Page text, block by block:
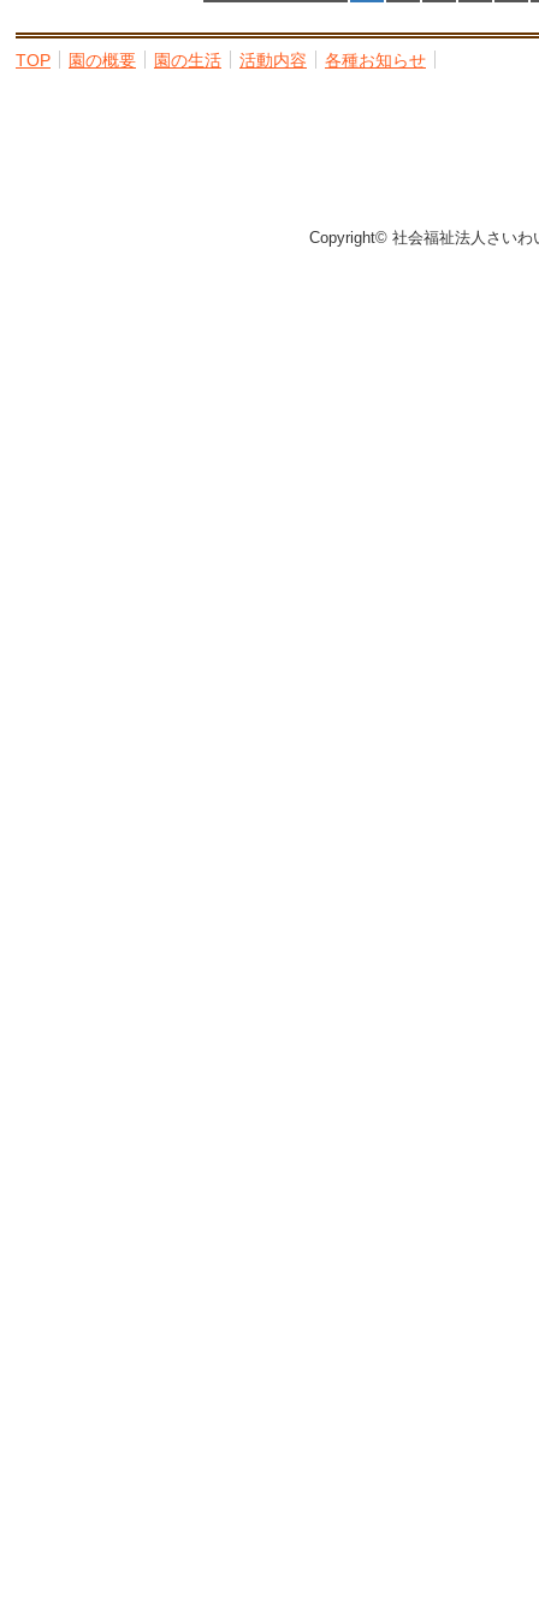
TOP 園の概要 園の生活 活動内容 各種お知らせ
Copyright© 社会福祉法人さい